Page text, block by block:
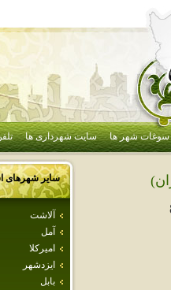
سوغات شهر ها سایت شهرداری ها
سایر شهرهای
آلاشت
آمل
اميركلا
ايزدشهر
بابل